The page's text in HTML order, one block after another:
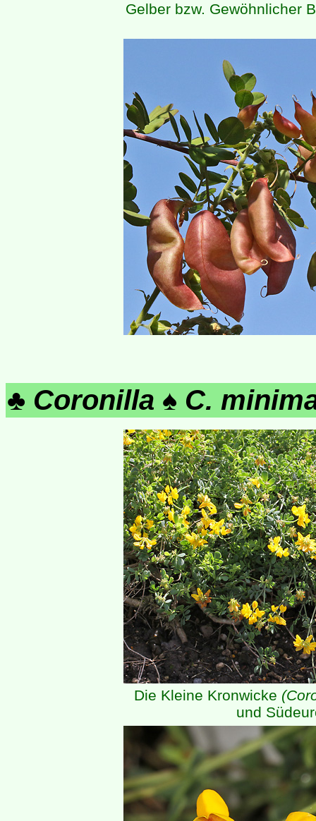
Gelber bzw. Gewöhnlicher
♣ Coronilla ♠ C.
Die Kleine Kronwicke
und